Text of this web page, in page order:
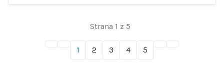
Strana 1 z 5
1 2 3 4 5